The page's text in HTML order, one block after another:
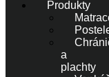
Produkty
a
plachty